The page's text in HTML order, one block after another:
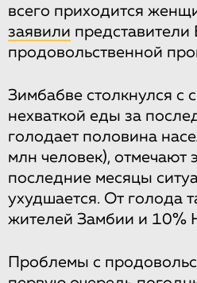
всего приходится
заявили
продовольственной
Зимбабве столкнулся с
нехваткой еды за
голодает половина
млн человек), отмечают
последние месяцы
ухудшается. От голода
жителей Замбии и 10%
Проблемы с